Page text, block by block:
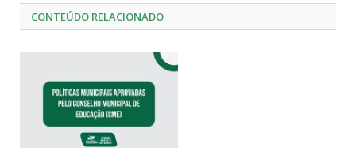
CONTEÚDO RELACIONADO